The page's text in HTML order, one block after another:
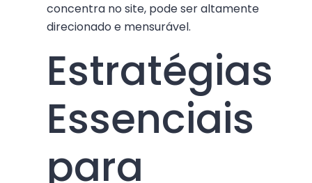
concentra no site, pode ser altamente
direcionado e mensurável.
Estratégias
Essenciais
para